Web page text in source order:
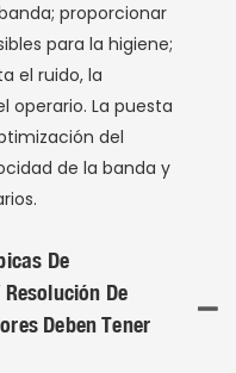
proporcionar
para la higiene;
el ruido, la
operario. La puesta
del
de la banda y
De
De
Deben Tener